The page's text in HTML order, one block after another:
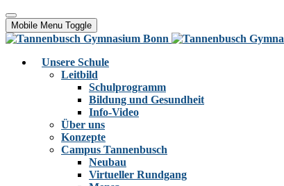
Mobile Menu Toggle
Unsere Schule
Leitbild
Schulprogramm
Bildung und Gesundheit
Info-Video
Über uns
Konzepte
Campus Tannenbusch
Neubau
Virtueller Rundgang